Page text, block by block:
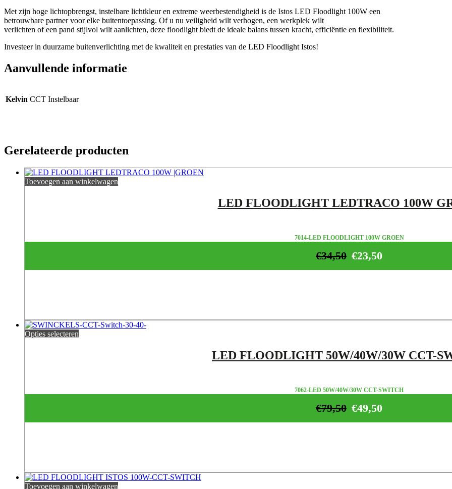
Met zijn hoge lichtopbrengst, instelbare lichtkleur en extreme weerbestendigheid is de Istos LED Floodlight 100W een
betrouwbare partner voor elke buitentoepassing. Of u nu veiligheid wilt verhogen, een werkplek wilt
verlichten of een pand stijlvol wilt aanlichten, deze floodlight biedt de ideale balans tussen kracht, efficiëntie en flexibiliteit.
Investeer in duurzame buitenverlichting met de kwaliteit en prestaties van de LED Floodlight Istos!
Aanvullende informatie
Kelvin CCT Instelbaar
Gerelateerde producten
Toevoegen aan winkelwagen
LED FLOODLIGHT LEDTRACO 100W
7014-LED FLOODLIGHT 100W GROEN
€23,50
€34,50
Opties selecteren
LED FLOODLIGHT 50W/40W/30W CCT-
7062-LED 50W/40W/30W CCT-SWITCH
€49,50
€79,50
Toevoegen aan winkelwagen